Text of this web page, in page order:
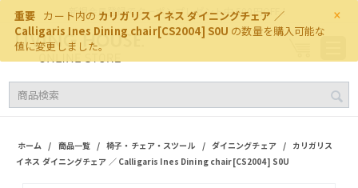
×
重要 カート内の カリガリス イネス ダイニングチェア ／
Calligaris Ines Dining chair[CS2004] S0U の数量を購入可能な
値に変更しました。
新規会員登録でクーポンプレゼント中 500円OFF！
ホーム / 商品一覧 / 椅子・チェア・スツール / ダイニングチェア /
カリガリス
イネス ダイニングチェア ／ Calligaris Ines Dining chair[CS2004] S0U